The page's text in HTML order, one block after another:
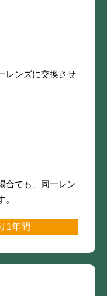
レンズに交換させ
合でも、
同一レン
。
1年間